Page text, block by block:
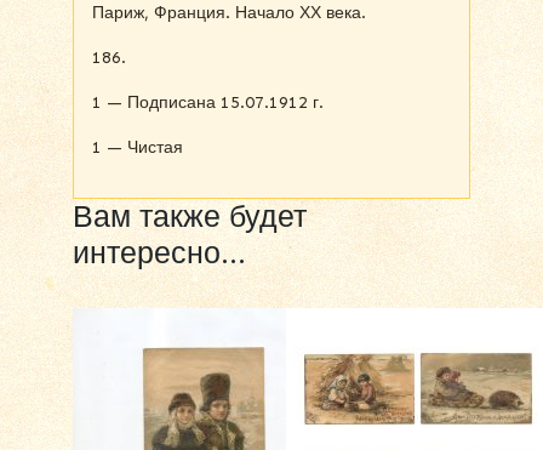
Париж, Франция. Начало ХХ века.
186.
1 — Подписана 15.07.1912 г.
1 — Чистая
Вам также будет
интересно…